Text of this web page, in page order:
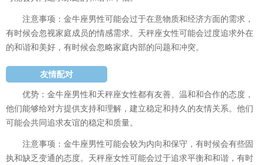
注意事项：金牛座男性可能会过于在意物质和经济方面的需求，
有时候会忽视家庭成员的情感需求。天秤座女性可能会过度追求外在
的和谐和美好，有时候会忽略家庭内部的问题和冲突。
友情配对
优势：金牛座男性和天秤座女性都有友善、温和和合作的态度，
他们能够给对方提供支持和理解，建立稳定和持久的友情关系。他们
可能会共同追求友谊的稳定和质量。
注意事项：金牛座男性可能会较为内向和保守，有时候会有些固
执和缺乏变通的态度。天秤座女性可能会过于追求平衡和和谐，有时